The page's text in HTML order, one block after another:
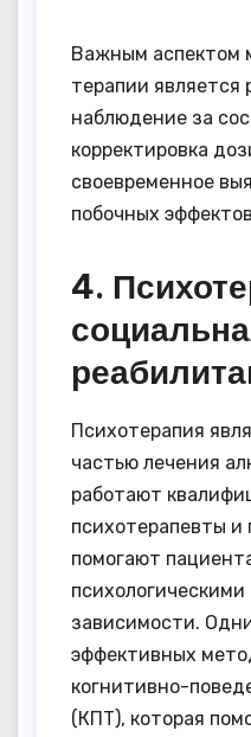
Важным аспектом
терапии является
наблюдение за
корректировка
своевременное
побочных
4.
Психотерапия
частью лечения
работают
психотерапевты и
помогают
зависимости.
эффективных
когнитивно-
(КПТ), которая